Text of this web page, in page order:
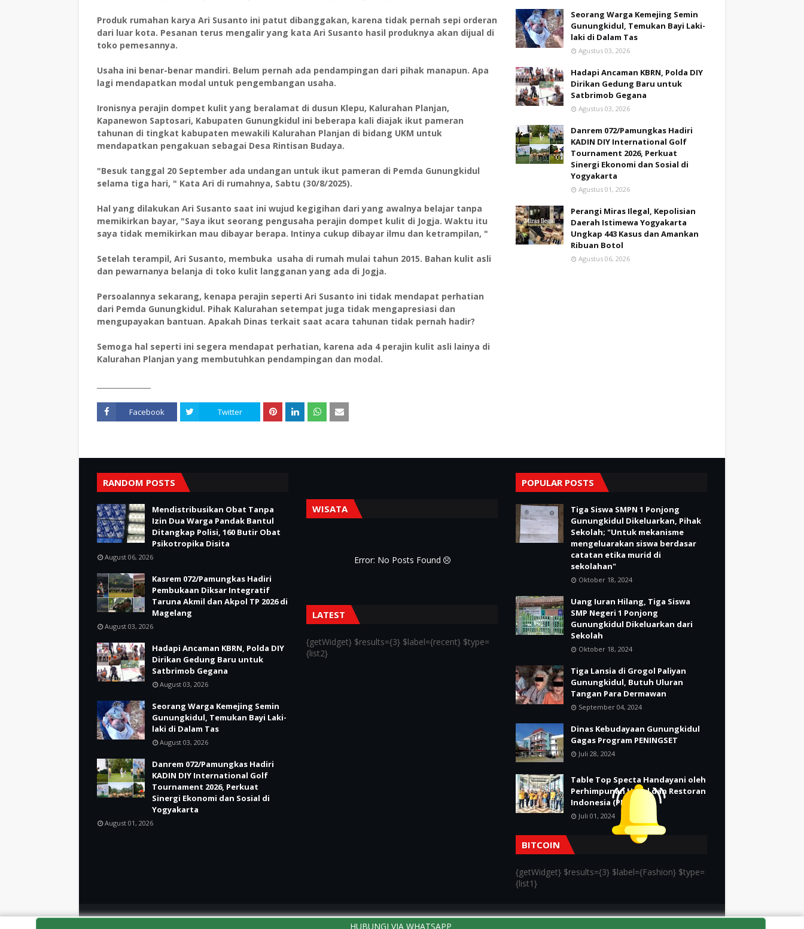
Produk rumahan karya Ari Susanto ini patut dibanggakan, karena tidak pernah sepi orderan
dari luar kota. Pesanan terus mengalir yang kata Ari Susanto hasil produknya akan dijual di
toko pemesannya.
Usaha ini benar-benar mandiri. Belum pernah ada pendampingan dari pihak manapun. Apa
lagi mendapatkan modal untuk pengembangan usaha.
Ironisnya perajin dompet kulit yang beralamat di dusun Klepu, Kalurahan Planjan,
Kapanewon Saptosari, Kabupaten Gunungkidul ini beberapa kali diajak ikut pameran
tahunan di tingkat kabupaten mewakili Kalurahan Planjan di bidang UKM untuk
mendapatkan pengakuan sebagai Desa Rintisan Budaya.
"Besuk tanggal 20 September ada undangan untuk ikut pameran di Pemda Gunungkidul
selama tiga hari, " Kata Ari di rumahnya, Sabtu (30/8/2025).
Hal yang dilakukan Ari Susanto saat ini wujud kegigihan dari yang awalnya belajar tanpa
memikirkan bayar, "Saya ikut seorang pengusaha perajin dompet kulit di Jogja. Waktu itu
saya tidak memikirkan mau dibayar berapa. Intinya cukup dibayar ilmu dan ketrampilan, "
Setelah terampil, Ari Susanto, membuka usaha di rumah mulai tahun 2015. Bahan kulit asli
dan pewarnanya belanja di toko kulit langganan yang ada di Jogja.
Persoalannya sekarang, kenapa perajin seperti Ari Susanto ini tidak mendapat perhatian
dari Pemda Gunungkidul. Pihak Kalurahan setempat juga tidak mengapresiasi dan
mengupayakan bantuan. Apakah Dinas terkait saat acara tahunan tidak pernah hadir?
Semoga hal seperti ini segera mendapat perhatian, karena ada 4 perajin kulit asli lainya di
Kalurahan Planjan yang membutuhkan pendampingan dan modal.
Facebook Twitter
Seorang Warga Kemejing Semin
Gunungkidul, Temukan Bayi Laki-
laki di Dalam Tas
Agustus 03, 2026
Hadapi Ancaman KBRN, Polda DIY
Dirikan Gedung Baru untuk
Satbrimob Gegana
Agustus 03, 2026
Danrem 072/Pamungkas Hadiri
KADIN DIY International Golf
Tournament 2026, Perkuat
Sinergi Ekonomi dan Sosial di
Yogyakarta
Agustus 01, 2026
Perangi Miras Ilegal, Kepolisian
Daerah Istimewa Yogyakarta
Ungkap 443 Kasus dan Amankan
Ribuan Botol
Agustus 06, 2026
RANDOM POSTS
Mendistribusikan Obat Tanpa
Izin Dua Warga Pandak Bantul
Ditangkap Polisi, 160 Butir Obat
Psikotropika Disita
August 06, 2026
Kasrem 072/Pamungkas Hadiri
Pembukaan Diksar Integratif
Taruna Akmil dan Akpol TP 2026 di
Magelang
August 03, 2026
Hadapi Ancaman KBRN, Polda DIY
Dirikan Gedung Baru untuk
Satbrimob Gegana
August 03, 2026
Seorang Warga Kemejing Semin
Gunungkidul, Temukan Bayi Laki-
laki di Dalam Tas
August 03, 2026
Danrem 072/Pamungkas Hadiri
KADIN DIY International Golf
Tournament 2026, Perkuat
Sinergi Ekonomi dan Sosial di
Yogyakarta
August 01, 2026
HUBUNGI VIA WHATSAPP
WISATA
Error: No Posts Found
LATEST
{getWidget} $results={3} $label={recent} $type=
{list2}
POPULAR POSTS
Tiga Siswa SMPN 1 Ponjong
Gunungkidul Dikeluarkan, Pihak
Sekolah; "Untuk mekanisme
mengeluarakan siswa berdasar
catatan etika murid di
sekolahan"
Oktober 18, 2024
Uang Iuran Hilang, Tiga Siswa
SMP Negeri 1 Ponjong
Gunungkidul Dikeluarkan dari
Sekolah
Oktober 18, 2024
Tiga Lansia di Grogol Paliyan
Gunungkidul, Butuh Uluran
Tangan Para Dermawan
September 04, 2024
Dinas Kebudayaan Gunungkidul
Gagas Program PENINGSET
Juli 28, 2024
Table Top Specta Handayani oleh
Perhimpunan Hotel dan Restoran
Indonesia (PHRI)
Juli 01, 2024
BITCOIN
{getWidget} $results={3} $label={Fashion} $type=
{list1}
Home Kontak Tentang kami Redaksi Kode Etik
Crafted with byTemplatesYard